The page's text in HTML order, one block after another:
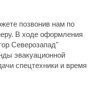
позвонив нам по
В ходе оформления
Северозапад"
эвакуационной
спецтехники и время